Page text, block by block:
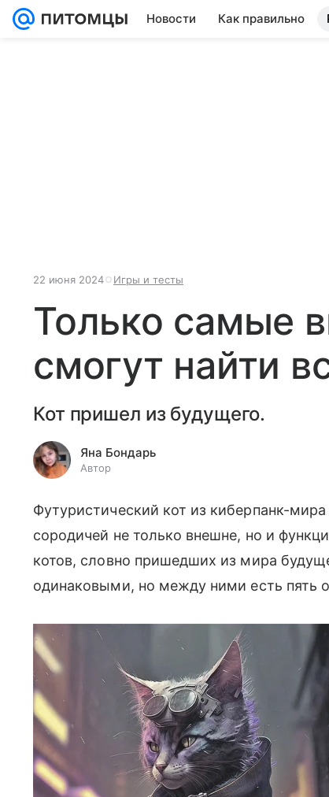
Новости Как правильно
22 июня 2024 Игры и тесты
Только самые
смогут найти
Кот пришел из будущего.
Яна Бондарь
Автор
Футуристический кот из киберпанк-
сородичей не только внешне, но и
котов, словно пришедших из мира
одинаковыми, но между ними есть пять